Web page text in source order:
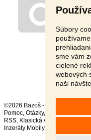
Súbory
sme vám
cielené
webových
naši
©2026 Bazoš -
Pomoc, Otázky, Hodnotenie
RSS,
Inzeráty Mobily celkom: